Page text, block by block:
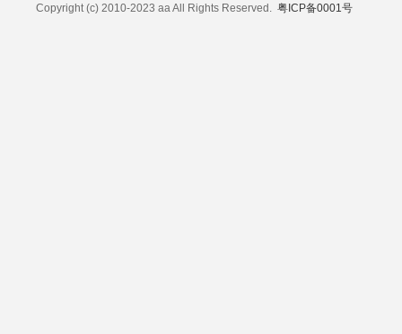
Copyright (c) 2010-2023 aa All Rights Reserved. 粤ICP备0001号